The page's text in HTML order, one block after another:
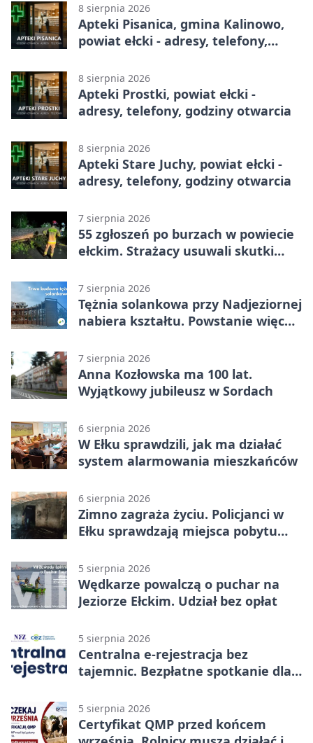
8 sierpnia 2026
Apteki Pisanica, gmina Kalinowo,
powiat ełcki - adresy, telefony,
8 sierpnia 2026
Apteki Prostki, powiat ełcki -
adresy, telefony, godziny otwarcia
8 sierpnia 2026
Apteki Stare Juchy, powiat ełcki -
adresy, telefony, godziny otwarcia
7 sierpnia 2026
55 zgłoszeń po burzach w powiecie
ełckim. Strażacy usuwali skutki
7 sierpnia 2026
Tężnia solankowa przy Nadjeziornej
nabiera kształtu. Powstanie więcej
7 sierpnia 2026
Anna Kozłowska ma 100 lat.
Wyjątkowy jubileusz w Sordach
6 sierpnia 2026
W Ełku sprawdzili, jak ma działać
system alarmowania mieszkańców
6 sierpnia 2026
Zimno zagraża życiu. Policjanci w
Ełku sprawdzają miejsca pobytu
5 sierpnia 2026
Wędkarze powalczą o puchar na
Jeziorze Ełckim. Udział bez opłat
5 sierpnia 2026
Centralna e-rejestracja bez
tajemnic. Bezpłatne spotkanie dla
5 sierpnia 2026
Certyfikat QMP przed końcem